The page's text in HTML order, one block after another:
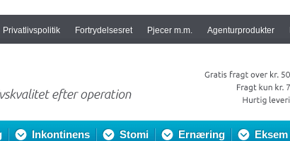
Privatlivspolitik Fortrydelsesret Pjecer m.m. Agenturprodukter
Inkontinens Stomi Ernæring Eksem